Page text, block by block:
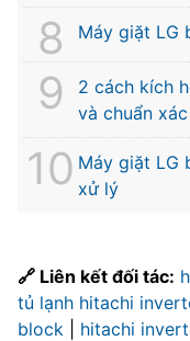
Máy giặt LG
2 cách kích
và chuẩn
Máy giặt LG
xử lý
🔗 Liên kết đối tác:
tủ lạnh hitachi
block
hitachi